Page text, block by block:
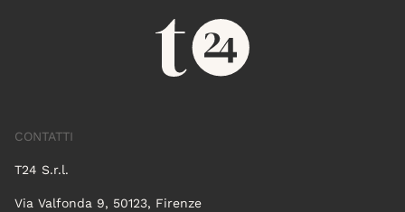
CONTATTI
T24 S.r.l.
Via Valfonda 9, 50123, Firenze